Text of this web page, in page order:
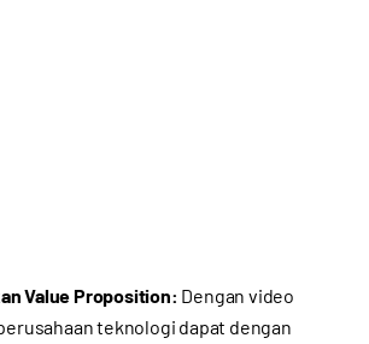
Value Proposition: Dengan video
teknologi dapat dengan